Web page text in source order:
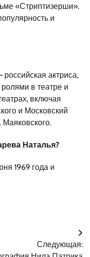
«Стриптизерши».
и
актриса,
в театре и
включая
и Московский
Наталья?
1969 года и
Следующая: